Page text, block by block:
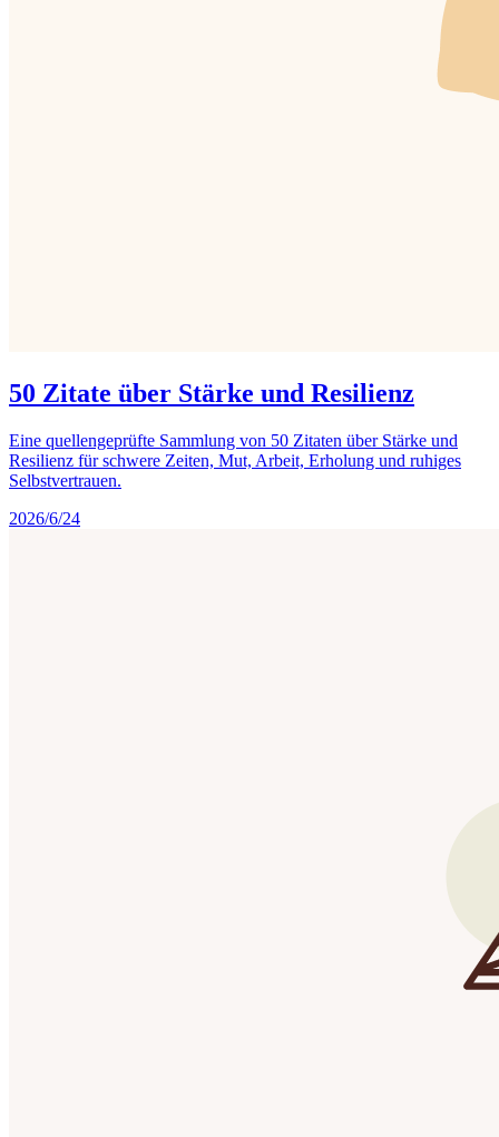
50 Zitate über Stärke und Resilienz
Eine quellengeprüfte Sammlung von 50 Zitaten über Stärke und
Resilienz für schwere Zeiten, Mut, Arbeit, Erholung und ruhiges
Selbstvertrauen.
2026/6/24